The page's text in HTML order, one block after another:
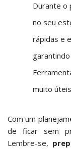
Durante o
no seu
rápidas e
muito
Com um
de ficar sem
Lembre-se,